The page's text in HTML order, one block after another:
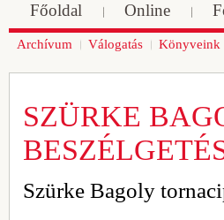
Főoldal Online
Archívum Válogatás Könyveink
SZÜRKE
Szürke Bagoly